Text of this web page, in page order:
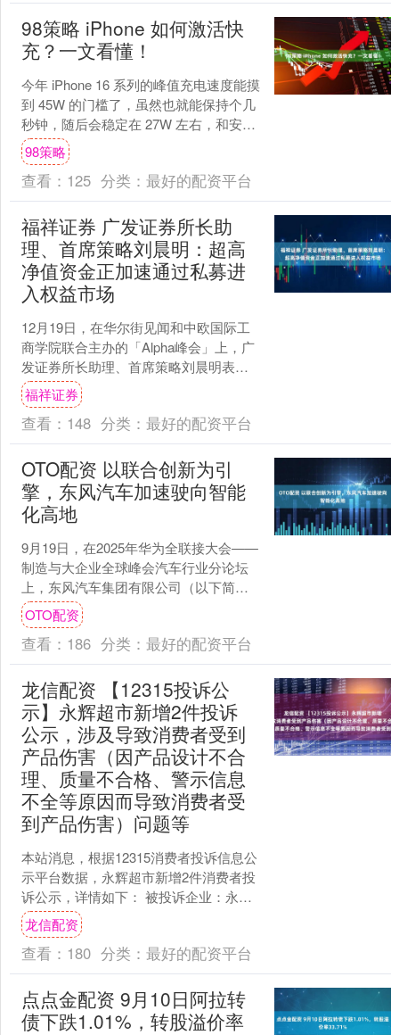
98策略 iPhone 如何激活快
充？一文看懂！
今年 iPhone 16 系列的峰值充电速度能摸
到 45W 的门槛了，虽然也就能保持个几
秒钟，随后会稳定在 27W 左右，和安卓
手机动辄 100W 以上的功率简....
98策略
查看： 125 分类： 最好的配资平台
福祥证券 广发证券所长助
理、首席策略刘晨明：超高
净值资金正加速通过私募进
入权益市场
12月19日，在华尔街见闻和中欧国际工
商学院联合主办的「Alpha峰会」上，广
发证券所长助理、首席策略刘晨明表
示，虽然主动权益公募基金发行低迷，
但存款搬家在超高....
福祥证券
查看： 148 分类： 最好的配资平台
OTO配资 以联合创新为引
擎，东风汽车加速驶向智能
化高地
9月19日，在2025年华为全联接大会——
制造与大企业全球峰会汽车行业分论坛
上，东风汽车集团有限公司（以下简称
东风汽车）与华为技术有限公司（以下
简称华为）联合创....
OTO配资
查看： 186 分类： 最好的配资平台
龙信配资 【12315投诉公
示】永辉超市新增2件投诉
公示，涉及导致消费者受到
产品伤害（因产品设计不合
理、质量不合格、警示信息
不全等原因而导致消费者受
到产品伤害）问题等
本站消息，根据12315消费者投诉信息公
示平台数据，永辉超市新增2件消费者投
诉公示，详情如下： 被投诉企业：永辉
超市投诉基本信息：2025年07月04日，
消费者....
龙信配资
查看： 180 分类： 最好的配资平台
点点金配资 9月10日阿拉转
债下跌1.01%，转股溢价率